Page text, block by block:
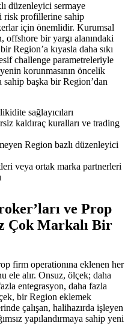
düzenleyici sermaye
risk profillerine sahip
için önemlidir. Kurumsal
offshore bir yargı alanındaki
Region’a kıyasla daha sıkı
challenge parametreleriyle
korunmasının öncelik
sahip başka bir Region’dan
sağlayıcıları
kaldıraç kuralları ve trading
Region bazlı düzenleyici
veya ortak marka partnerleri
ve Prop
Çok Markalı Bir
firm operationına eklenen her
ele alır. Onsuz, ölçek; daha
entegrasyon, daha fazla
bir Region eklemek
çalışan, halihazırda işleyen
yapılandırmaya sahip yeni